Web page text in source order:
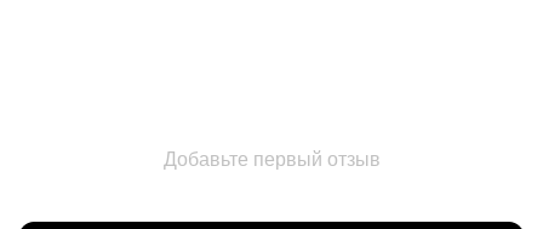
Добавьте первый отзыв